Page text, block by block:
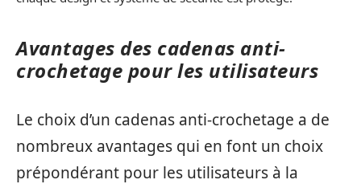
Avantages des cadenas anti-
crochetage pour les utilisateurs
Le choix d’un cadenas anti-crochetage a de
nombreux avantages qui en font un choix
prépondérant pour les utilisateurs à la